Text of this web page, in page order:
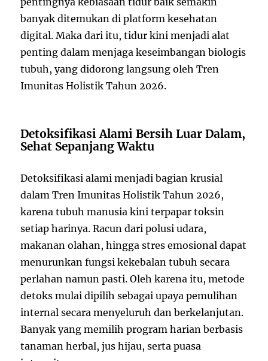
banyak ditemukan di platform kesehatan
digital. Maka dari itu, tidur kini menjadi alat
penting dalam menjaga keseimbangan biologis
tubuh, yang didorong langsung oleh Tren
Imunitas Holistik Tahun 2026.
Detoksifikasi Alami Bersih Luar Dalam,
Sehat Sepanjang Waktu
Detoksifikasi alami menjadi bagian krusial
dalam Tren Imunitas Holistik Tahun 2026,
karena tubuh manusia kini terpapar toksin
setiap harinya. Racun dari polusi udara,
makanan olahan, hingga stres emosional dapat
menurunkan fungsi kekebalan tubuh secara
perlahan namun pasti. Oleh karena itu, metode
detoks mulai dipilih sebagai upaya pemulihan
internal secara menyeluruh dan berkelanjutan.
Banyak yang memilih program harian berbasis
tanaman herbal, jus hijau, serta puasa